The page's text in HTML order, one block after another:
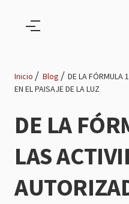
de
navegación
Inicio Blog
DE LA FÓRMULA
EN EL PAISAJE DE LA LUZ
DE LA
LAS